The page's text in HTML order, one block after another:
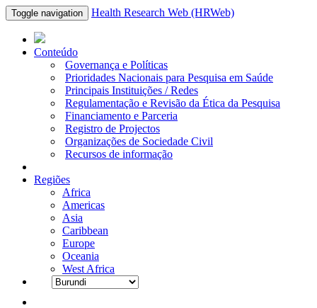
Toggle navigation Health Research Web (HRWeb)
Conteúdo
Governança e Políticas
Prioridades Nacionais para Pesquisa em Saúde
Principais Instituições / Redes
Regulamentação e Revisão da Ética da Pesquisa
Financiamento e Parceria
Registro de Projectos
Organizações de Sociedade Civil
Recursos de informação
Regiões
Africa
Americas
Asia
Caribbean
Europe
Oceania
West Africa